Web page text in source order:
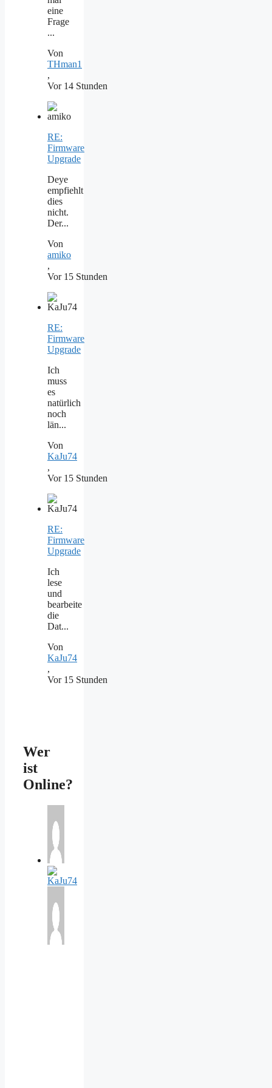
eine
Frage
...
Von
THman1
,
Vor 14 Stunden
RE:
Firmware
Upgrade
Deye
empfiehlt
dies
nicht.
Der...
Von
amiko
,
Vor 15 Stunden
RE:
Firmware
Upgrade
Ich
muss
es
natürlich
noch
län...
Von
KaJu74
,
Vor 15 Stunden
RE:
Firmware
Upgrade
Ich
lese
und
bearbeite
die
Dat...
Von
KaJu74
,
Vor 15 Stunden
Wer
ist
Online?